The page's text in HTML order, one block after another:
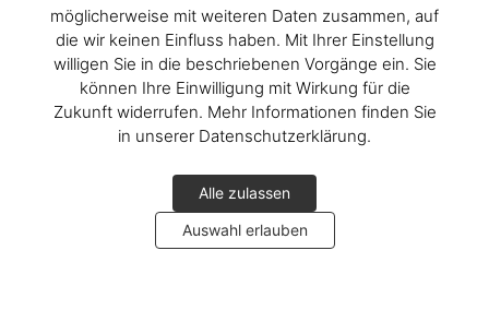
möglicherweise mit weiteren Daten zusammen, auf
die wir keinen Einfluss haben. Mit Ihrer Einstellung
willigen Sie in die beschriebenen Vorgänge ein. Sie
können Ihre Einwilligung mit Wirkung für die
Zukunft widerrufen. Mehr Informationen finden Sie
in unserer Datenschutzerklärung.
Alle zulassen
Auswahl erlauben